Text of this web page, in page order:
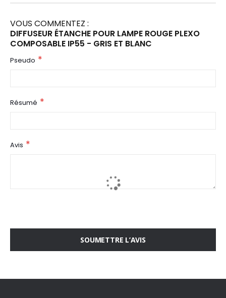
VOUS COMMENTEZ :
DIFFUSEUR ÉTANCHE POUR LAMPE ROUGE PLEXO
COMPOSABLE IP55 - GRIS ET BLANC
Pseudo
Résumé
Avis
SOUMETTRE L’AVIS